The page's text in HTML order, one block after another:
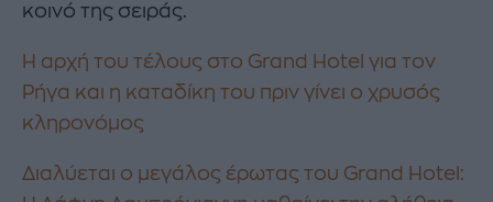
κοινό της σειράς.
Η αρχή του τέλους στο Grand Hotel για τον
Ρήγα και η καταδίκη του πριν γίνει ο χρυσός
κληρονόμος
Διαλύεται ο μεγάλος έρωτας του Grand Hotel: